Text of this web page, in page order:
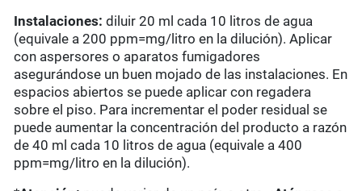
Instalaciones: diluir 20 ml cada 10 litros de agua
(equivale a 200 ppm=mg/litro en la dilución). Aplicar
con aspersores o aparatos fumigadores
asegurándose un buen mojado de las instalaciones. En
espacios abiertos se puede aplicar con regadera
sobre el piso. Para incrementar el poder residual se
puede aumentar la concentración del producto a razón
de 40 ml cada 10 litros de agua (equivale a 400
ppm=mg/litro en la dilución).